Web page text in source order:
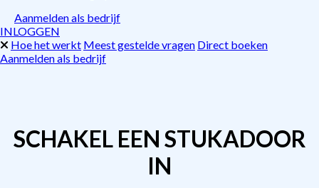
Aanmelden als bedrijf
INLOGGEN
Hoe het werkt Meest gestelde vragen Direct boeken
Aanmelden als bedrijf
SCHAKEL EEN STUKADOOR
IN